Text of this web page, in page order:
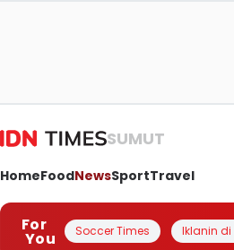
SUMUT
HomeFoodNewsSportTravel
For
You Soccer Times Iklanin di